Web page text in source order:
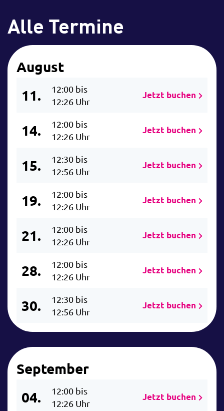
Alle Termine
August
11.
12:00 bis
12:26 Uhr
Jetzt buchen
14.
12:00 bis
12:26 Uhr
Jetzt buchen
15.
12:30 bis
12:56 Uhr
Jetzt buchen
19.
12:00 bis
12:26 Uhr
Jetzt buchen
21.
12:00 bis
12:26 Uhr
Jetzt buchen
28.
12:00 bis
12:26 Uhr
Jetzt buchen
30.
12:30 bis
12:56 Uhr
Jetzt buchen
September
04.
12:00 bis
12:26 Uhr
Jetzt buchen